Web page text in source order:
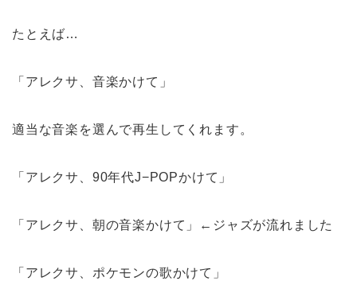
たとえば…
「アレクサ、音楽かけて」
適当な音楽を選んで再生してくれます。
「アレクサ、90年代J−POPかけて」
「アレクサ、朝の音楽かけて」←ジャズが流れました
「アレクサ、ポケモンの歌かけて」